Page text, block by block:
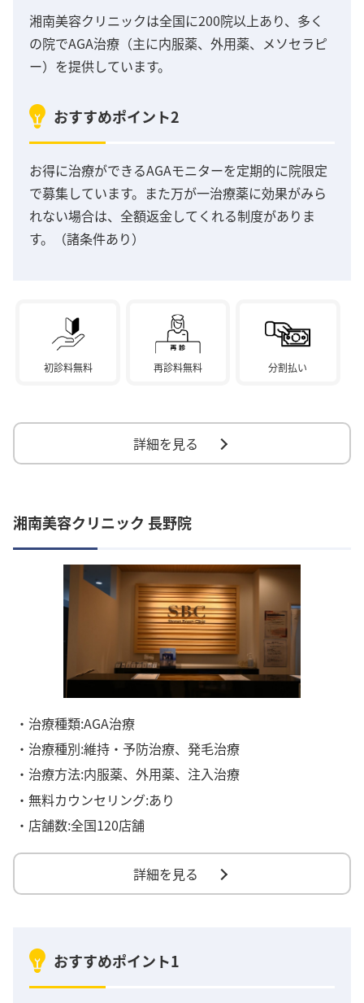
湘南美容クリニックは全国に200院以上あり、多く
の院でAGA治療（主に内服薬、外用薬、メソセラピ
ー）を提供しています。
おすすめポイント2
お得に治療ができるAGAモニターを定期的に院限定
で募集しています。また万が一治療薬に効果がみら
れない場合は、全額返金してくれる制度がありま
す。（諸条件あり）
初診料無料 再診料無料 分割払い
詳細を見る
湘南美容クリニック 長野院
・治療種類:AGA治療
・治療種別:維持・予防治療、発毛治療
・治療方法:内服薬、外用薬、注入治療
・無料カウンセリング:あり
・店舗数:全国120店舗
詳細を見る
おすすめポイント1